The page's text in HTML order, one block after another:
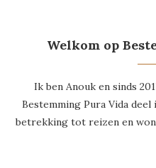
Welkom op
Ik ben Anouk en sinds
Bestemming Pura Vida
betrekking tot reizen en